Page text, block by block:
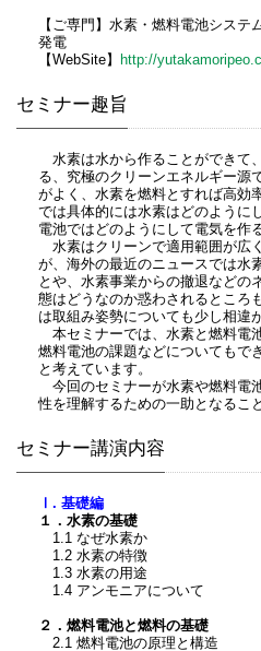
【ご専門】水素・燃料電池シス
発電
【WebSite】
http://
セミナー趣旨
水素は水から作ることができて
る、究極のクリーンエネルギー源
がよく、水素を燃料とすれば高効
では具体的には水素はどのように
電池ではどのようにして電気を作
水素はクリーンで適用範囲が広
が、海外の最近のニュースでは水
とや、水素事業からの撤退などの
態はどうなのか惑わされるところ
は取組み姿勢についても少し相違
本セミナーでは、水素と燃料電
燃料電池の課題などについてもで
と考えています。
今回のセミナーが水素や燃料電
性を理解するための一助となるこ
セミナー講演内容
Ⅰ. 基礎編
１．水素の基礎
1.1 なぜ水素か
1.2 水素の特徴
1.3 水素の用途
1.4 アンモニアについて
２．燃料電池と燃料の基礎
2.1 燃料電池の原理と構造